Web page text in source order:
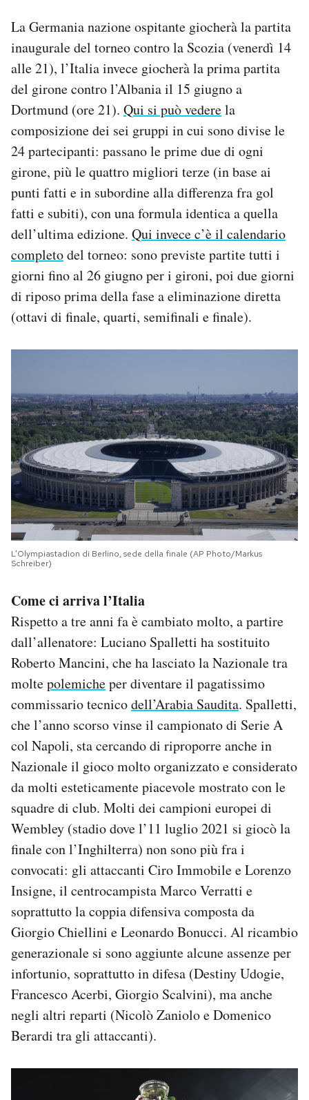
La Germania nazione ospitante giocherà la partita
inaugurale del torneo contro la Scozia (venerdì 14
alle 21), l’Italia invece giocherà la prima partita
del girone contro l’Albania il 15 giugno a
Dortmund (ore 21). Qui si può vederela
composizione dei sei gruppi in cui sono divise le
24 partecipanti: passano le prime due di ogni
girone, più le quattro migliori terze (in base ai
punti fatti e in subordine alla differenza fra gol
fatti e subiti), con una formula identica a quella
dell’ultima edizione. Qui invece c’è il calendario
completodel torneo: sono previste partite tutti i
giorni fino al 26 giugno per i gironi, poi due giorni
di riposo prima della fase a eliminazione diretta
(ottavi di finale, quarti, semifinali e finale).
L’Olympiastadion di Berlino, sede della finale (AP Photo/Markus
Schreiber)
Come ci arriva l’Italia
Rispetto a tre anni fa è cambiato molto, a partire
dall’allenatore: Luciano Spalletti ha sostituito
Roberto Mancini, che ha lasciato la Nazionale tra
moltepolemicheper diventare il pagatissimo
commissario tecnicodell’Arabia Saudita. Spalletti,
che l’anno scorso vinse il campionato di Serie A
col Napoli, sta cercando di riproporre anche in
Nazionale il gioco molto organizzato e considerato
da molti esteticamente piacevole mostrato con le
squadre di club. Molti dei campioni europei di
Wembley (stadio dove l’11 luglio 2021 si giocò la
finale con l’Inghilterra) non sono più fra i
convocati: gli attaccanti Ciro Immobile e Lorenzo
Insigne, il centrocampista Marco Verratti e
soprattutto la coppia difensiva composta da
Giorgio Chiellini e Leonardo Bonucci. Al ricambio
generazionale si sono aggiunte alcune assenze per
infortunio, soprattutto in difesa (Destiny Udogie,
Francesco Acerbi, Giorgio Scalvini), ma anche
negli altri reparti (Nicolò Zaniolo e Domenico
Berardi tra gli attaccanti).